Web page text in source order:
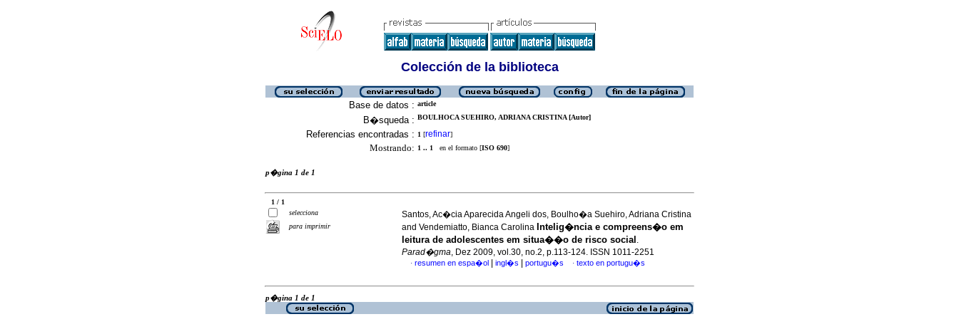
Colección de la biblioteca
Base de datos : article
B�squeda : BOULHOCA SUEHIRO, ADRIANA CRISTINA [Autor]
Referencias encontradas : 1 [refinar]
Mostrando: 1 .. 1 en el formato [ISO 690]
p�gina 1 de 1
1 / 1
selecciona
para imprimir
Santos, Ac�cia Aparecida Angeli dos, Boulho�a Suehiro, Adriana Cristina
and Vendemiatto, Bianca Carolina Intelig�ncia e compreens�o em
leitura de adolescentes em situa��o de risco social .
Parad�gma, Dez 2009, vol.30, no.2, p.113-124. ISSN 1011-2251
· resumen en espa�ol ingl�s portugu�s · texto en portugu�s
p�gina 1 de 1